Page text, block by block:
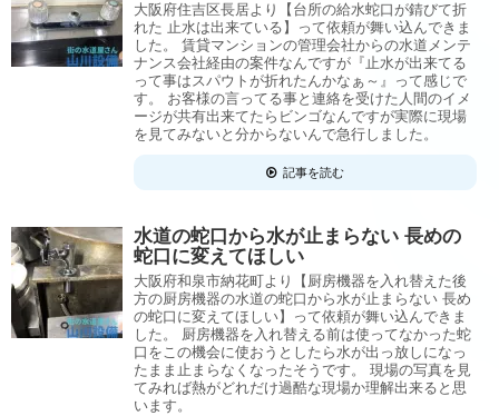
大阪府住吉区長居より【台所の給水蛇口が錆びて折
れた 止水は出来ている】って依頼が舞い込んできま
した。 賃貸マンションの管理会社からの水道メンテ
ナンス会社経由の案件なんですが『止水が出来てる
って事はスパウトが折れたんかなぁ～』って感じで
す。 お客様の言ってる事と連絡を受けた人間のイメ
ージが共有出来てたらビンゴなんですが実際に現場
を見てみないと分からないんで急行しました。
記事を読む
水道の蛇口から水が止まらない 長めの
蛇口に変えてほしい
大阪府和泉市納花町より【厨房機器を入れ替えた後
方の厨房機器の水道の蛇口から水が止まらない 長め
の蛇口に変えてほしい】って依頼が舞い込んできま
した。 厨房機器を入れ替える前は使ってなかった蛇
口をこの機会に使おうとしたら水が出っ放しになっ
たまま止まらなくなったそうです。 現場の写真を見
てみれば熱がどれだけ過酷な現場か理解出来ると思
います。